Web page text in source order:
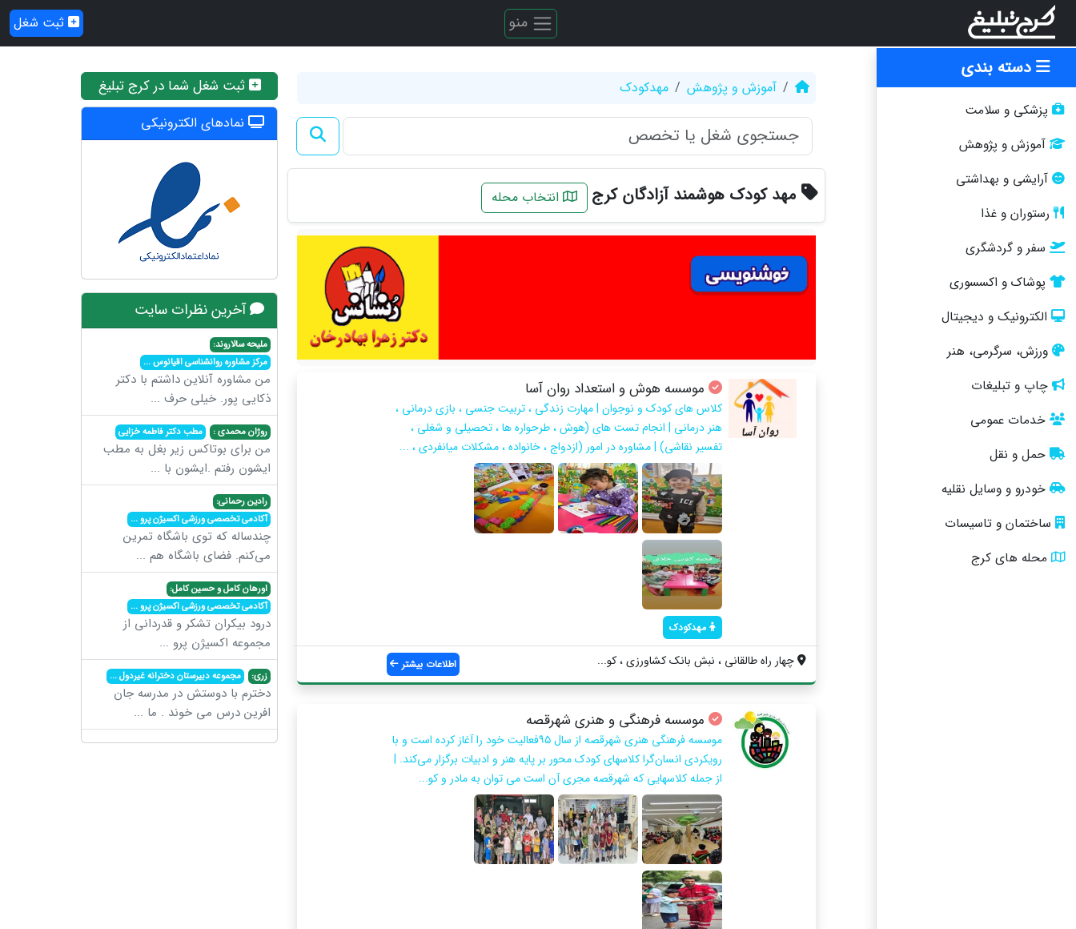
منو ثبت شغل
دسته بندی
پزشکی و سلامت
آموزش و پژوهش
آرایشی و بهداشتی
رستوران و غذا
سفر و گردشگری
پوشاک و اکسسوری
الکترونیک و دیجیتال
ورزش، سرگرمی، هنر
چاپ و تبلیغات
خدمات عمومی
حمل و نقل
خودرو و وسایل نقلیه
ساختمان و تاسیسات
محله های کرج
آموزش و پژوهش مهدکودک
مهد کودک هوشمند آزادگان کرج انتخاب محله
موسسه هوش و استعداد روان آسا
کلاس های کودک و نوجوان | مهارت زندگی ، تربیت جنسی ، بازی درمانی ،
هنر درمانی | انجام تست های (هوش ، طرحواره ها ، تحصیلی و شغلی ،
تفسیر نقاشی) | مشاوره در امور (ازدواج ، خانواده ، مشکلات میانفردی ، ...
مهدکودک
چهار راه طالقانی ، نبش بانک کشاورزی ، کو... اطلاعات بیشتر
موسسه فرهنگی و هنری شهرقصه
موسسه فرهنگی هنری شهرقصه از سال ۹۵فعالیت خود را آغاز کرده است و با
رویکردی انسان‌گرا کلاسهای کودک محور بر پایه هنر و ادبیات برگزار می‌کند. |
از جمله کلاسهایی که شهرقصه مجری آن است می توان به مادر و کو...
ثبت شغل شما در کرج تبلیغ
نمادهای الکترونیکی
آخرین نظرات سایت
ملیحه سالاروند:
مرکز مشاوره روانشناسی اقیانوس...
من مشاوره آنلاین داشتم با دکتر
ذکایی پور. خیلی حرف ...
روژان محمدی : مطب دکتر فاطمه خزایی
من برای بوتاکس زیر بغل به مطب
ایشون رفتم .ایشون با ...
رادین رحمانی:
آکادمی تخصصی ورزشی اکسیژن پرو...
چندساله که توی باشگاه تمرین
می‌کنم. فضای باشگاه هم ...
اورهان کامل و حسین کامل:
آکادمی تخصصی ورزشی اکسیژن پرو...
درود بیکران تشکر و قدردانی از
مجموعه اکسیژن پرو ...
زری: مجموعه دبیرستان دخترانه غیردول...
دخترم با دوستش در مدرسه جان
افرین درس می خوند . ما ...